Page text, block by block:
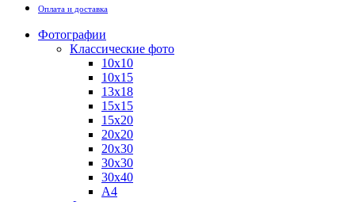
Оплата и доставка
Фотографии
Классические фото
10х10
10х15
13х18
15х15
15х20
20х20
20х30
30х30
30х40
А4